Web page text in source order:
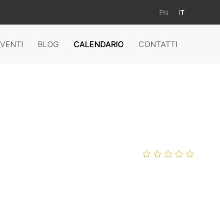
EN IT
BLOG CALENDARIO CONTATTI